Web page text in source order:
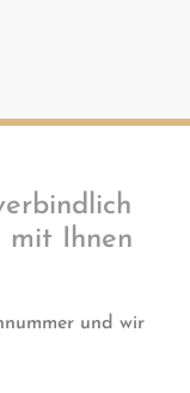
mit Ihnen
und wir